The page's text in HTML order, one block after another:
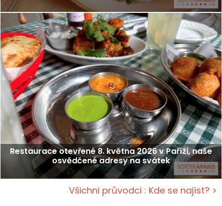
Restaurace otevřené 8. května 2026 v Paříži, naše
osvědčené adresy na svátek
Všichni průvodci : Kde se najíst? >